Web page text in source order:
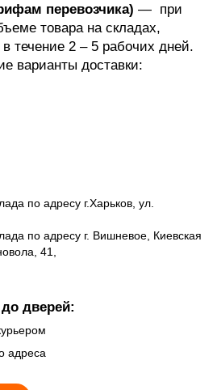
перевозчика) — при
товара на складах,
в течение 2 – 5 рабочих дней.
варианты доставки:
по адресу г.Харьков, ул.
по адресу г. Вишневое, Киевская
41,
дверей:
адреса